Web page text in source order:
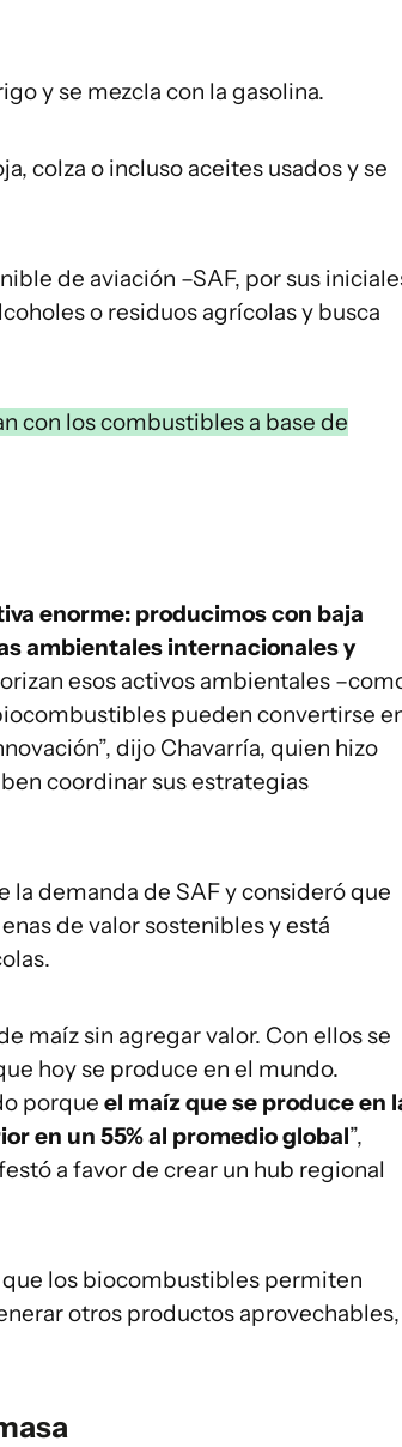
y se mezcla con la gasolina.
colza o incluso aceites usados y se
de aviación –SAF, por sus
o residuos agrícolas y busca
con los combustibles a base de
enorme: producimos con baja
ambientales internacionales y
esos activos ambientales
pueden convertirse
dijo Chavarría, quien hizo
coordinar sus estrategias
la demanda de SAF y consideró que
de valor sostenibles y está
maíz sin agregar valor. Con ellos se
hoy se produce en el mundo.
porque el maíz que se produce en
en un 55% al promedio global”,
a favor de crear un hub regional
los biocombustibles permiten
otros productos aprovechables,